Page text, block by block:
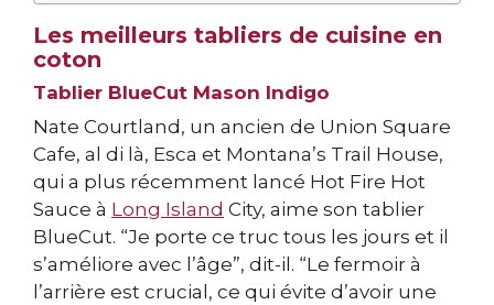
Les meilleurs tabliers de cuisine en
coton
Tablier BlueCut Mason Indigo
Nate Courtland, un ancien de Union Square
Cafe, al di là, Esca et Montana’s Trail House,
qui a plus récemment lancé Hot Fire Hot
Sauce à Long Island City, aime son tablier
BlueCut. “Je porte ce truc tous les jours et il
s’améliore avec l’âge”, dit-il. “Le fermoir à
l’arrière est crucial, ce qui évite d’avoir une